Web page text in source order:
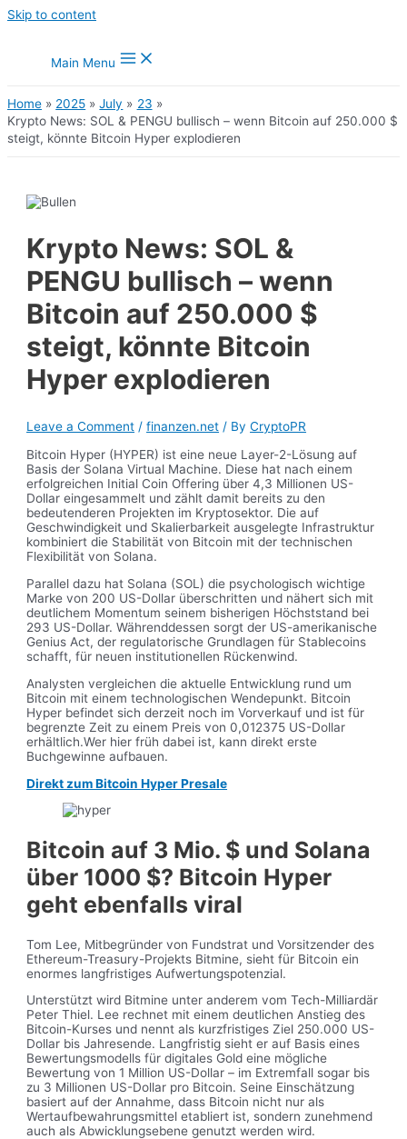
Skip to content
Main Menu
Home 2025 July
23
Krypto News: SOL & PENGU bullisch – wenn Bitcoin auf 250.000 $
steigt, könnte Bitcoin Hyper explodieren
Krypto News: SOL &
PENGU bullisch – wenn
Bitcoin auf 250.000 $
steigt, könnte Bitcoin
Hyper explodieren
Leave a Comment /finanzen.net / ByCryptoPR
Bitcoin Hyper (HYPER) ist eine neue Layer-2-Lösung auf
Basis der Solana Virtual Machine. Diese hat nach einem
erfolgreichen Initial Coin Offering über 4,3 Millionen US-
Dollar eingesammelt und zählt damit bereits zu den
bedeutenderen Projekten im Kryptosektor. Die auf
Geschwindigkeit und Skalierbarkeit ausgelegte Infrastruktur
kombiniert die Stabilität von Bitcoin mit der technischen
Flexibilität von Solana.
Parallel dazu hat Solana (SOL) die psychologisch wichtige
Marke von 200 US-Dollar überschritten und nähert sich mit
deutlichem Momentum seinem bisherigen Höchststand bei
293 US-Dollar. Währenddessen sorgt der US-amerikanische
Genius Act, der regulatorische Grundlagen für Stablecoins
schafft, für neuen institutionellen Rückenwind.
Analysten vergleichen die aktuelle Entwicklung rund um
Bitcoin mit einem technologischen Wendepunkt. Bitcoin
Hyper befindet sich derzeit noch im Vorverkauf und ist für
begrenzte Zeit zu einem Preis von 0,012375 US-Dollar
erhältlich.Wer hier früh dabei ist, kann direkt erste
Buchgewinne aufbauen.
Direkt zum Bitcoin Hyper Presale
Bitcoin auf 3 Mio. $ und Solana
über 1000 $? Bitcoin Hyper
geht ebenfalls viral
Tom Lee, Mitbegründer von Fundstrat und Vorsitzender des
Ethereum-Treasury-Projekts Bitmine, sieht für Bitcoin ein
enormes langfristiges Aufwertungspotenzial.
Unterstützt wird Bitmine unter anderem vom Tech-Milliardär
Peter Thiel. Lee rechnet mit einem deutlichen Anstieg des
Bitcoin-Kurses und nennt als kurzfristiges Ziel 250.000 US-
Dollar bis Jahresende. Langfristig sieht er auf Basis eines
Bewertungsmodells für digitales Gold eine mögliche
Bewertung von 1 Million US-Dollar – im Extremfall sogar bis
zu 3 Millionen US-Dollar pro Bitcoin. Seine Einschätzung
basiert auf der Annahme, dass Bitcoin nicht nur als
Wertaufbewahrungsmittel etabliert ist, sondern zunehmend
auch als Abwicklungsebene genutzt werden wird.